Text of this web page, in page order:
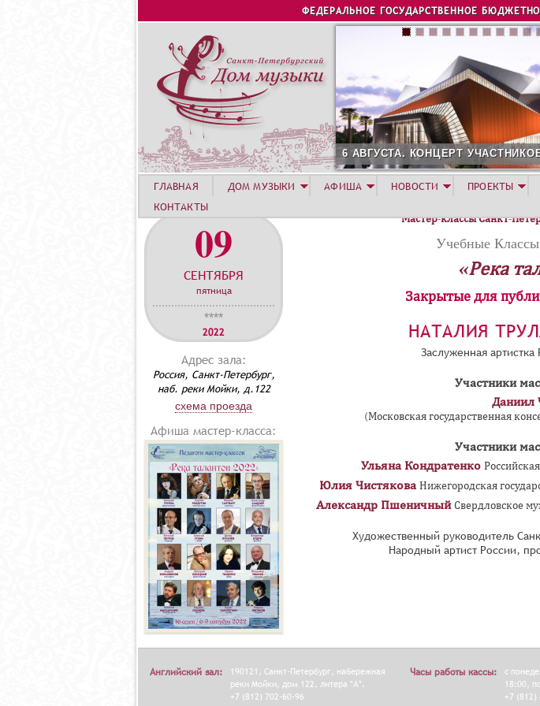
Jump to
ФЕДЕРАЛЬНОЕ ГОСУДАРСТВЕННОЕ
6 АВГУСТА. КОНЦЕРТ
09
СЕНТЯБРЯ
пятница
****
2022
Адрес зала:
Россия, Санкт-Петербург,
наб. реки Мойки, д.122
схема проезда
Афиша мастер-класса:
Мастер-классы Санкт-
Учебные
«Река
Закрытые для
НАТАЛИЯ
Заслуженная
Участники
Даниил
(Московская государственная
Участники
Ульяна Кондратенко
Юлия Чистякова Нижегородская
Александр Пшеничный Свердловское
Художественный руководитель
Народный артист России,
ГЛАВНАЯ ДОМ МУЗЫКИ АФИША НОВОСТИ ПРОЕКТЫ
КОНТАКТЫ
Английский зал:
190121, Санкт-Петербург, набережная
реки Мойки, дом 122, литера "А".
+7 (812) 702-60-96
Часы работы кассы:
с
18:00,
+7 (812)